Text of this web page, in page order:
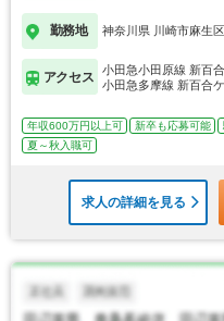
勤務地 神奈川県 川崎市麻生区
アクセス
小田急小田原線 新百
小田急多摩線 新百合
年収600万円以上可 新卒も応募可能
夏～秋入職可
求人の詳細を見る